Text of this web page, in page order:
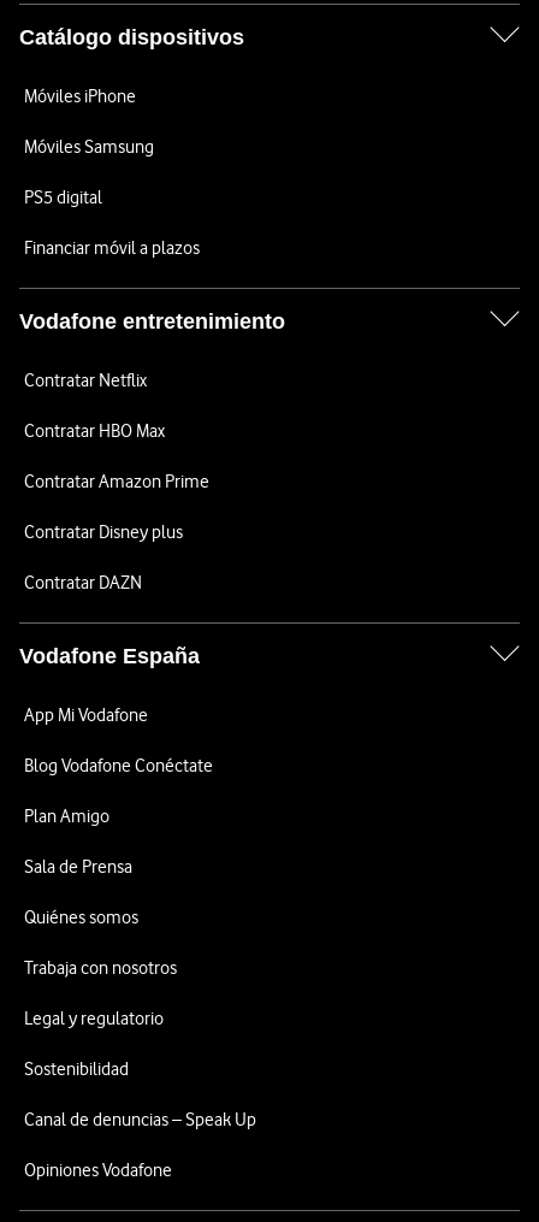
Catálogo dispositivos
Móviles iPhone
Móviles Samsung
PS5 digital
Financiar móvil a plazos
Vodafone entretenimiento
Contratar Netflix
Contratar HBO Max
Contratar Amazon Prime
Contratar Disney plus
Contratar DAZN
Vodafone España
App Mi Vodafone
Blog Vodafone Conéctate
Plan Amigo
Sala de Prensa
Quiénes somos
Trabaja con nosotros
Legal y regulatorio
Sostenibilidad
Canal de denuncias – Speak Up
Opiniones Vodafone